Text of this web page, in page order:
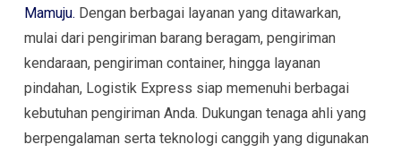
Mamuju. Dengan berbagai layanan yang ditawarkan,
mulai dari pengiriman barang beragam, pengiriman
kendaraan, pengiriman container, hingga layanan
pindahan, Logistik Express siap memenuhi berbagai
kebutuhan pengiriman Anda. Dukungan tenaga ahli yang
berpengalaman serta teknologi canggih yang digunakan